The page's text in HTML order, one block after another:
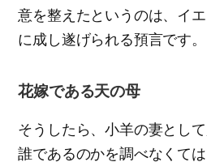
意を整えたというのは、イ
に成し遂げられる預言です。
花嫁である天の母
そうしたら、小羊の妻とし
誰であるのかを調べなくて